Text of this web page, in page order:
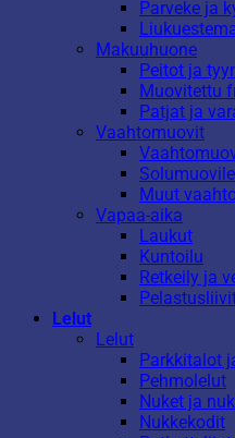
Parveke ja
Makuuhuone
Peitot ja
Muovitettu
Patjat ja
Vaahtomuovit
Muut
Vapaa-aika
Laukut
Kuntoilu
Retkeily ja
Lelut
Lelut
Parkkitalot
Pehmolelut
Nuket ja
Nukkekodit